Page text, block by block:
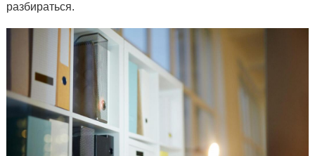
разбираться.